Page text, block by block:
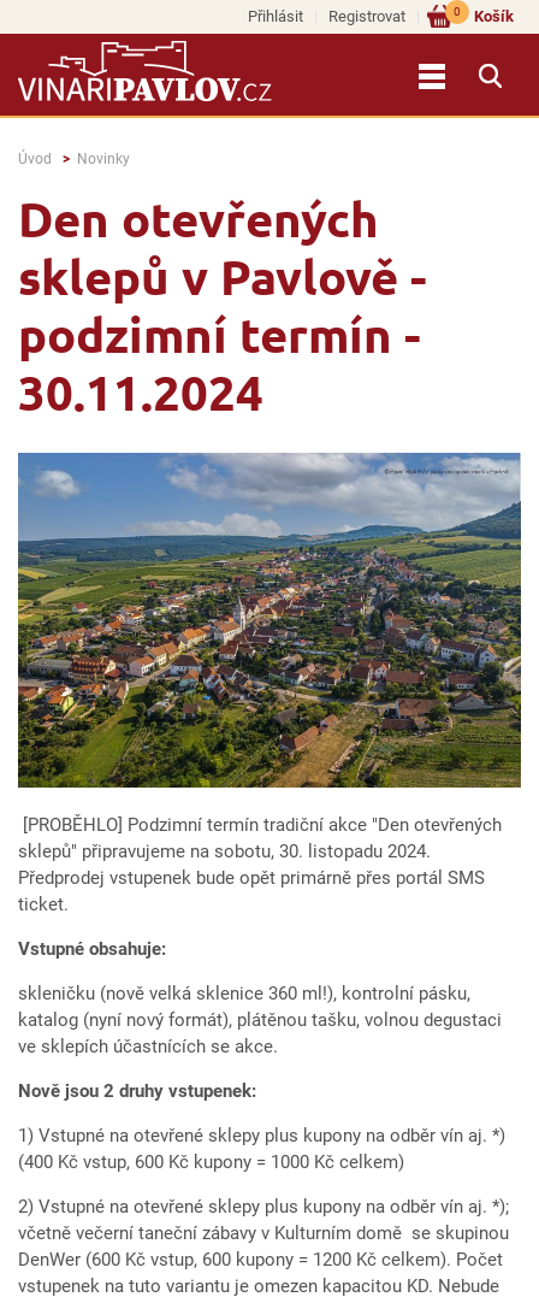
Přihlásit Registrovat Košík
0
Úvod Novinky
Den otevřených
sklepů v Pavlově -
podzimní termín -
30.11.2024
[PROBĚHLO] Podzimní termín tradiční akce "Den otevřených
sklepů" připravujeme na sobotu, 30. listopadu 2024.
Předprodej vstupenek bude opět primárně přes portál SMS
ticket.
Vstupné obsahuje:
skleničku (nově velká sklenice 360 ml!), kontrolní pásku,
katalog (nyní nový formát), plátěnou tašku, volnou degustaci
ve sklepích účastnících se akce.
Nově jsou 2 druhy vstupenek:
1) Vstupné na otevřené sklepy plus kupony na odběr vín aj. *)
(400 Kč vstup, 600 Kč kupony = 1000 Kč celkem)
2) Vstupné na otevřené sklepy plus kupony na odběr vín aj. *);
včetně večerní taneční zábavy v Kulturním domě se skupinou
DenWer (600 Kč vstup, 600 kupony = 1200 Kč celkem). Počet
vstupenek na tuto variantu je omezen kapacitou KD. Nebude